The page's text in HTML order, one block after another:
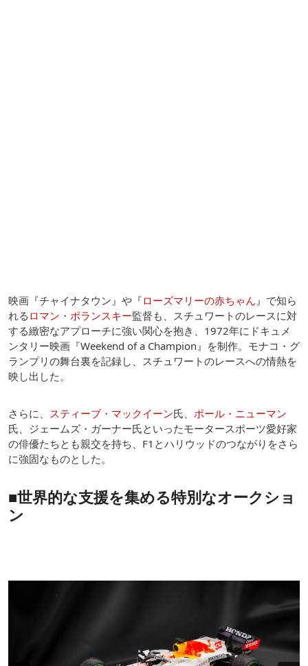
映画『チャイナタウン』や『ローズマリーの赤ちゃん 』で知ら
れる ロマン・ポランスキー監督も、スチュワートのレースに対
する緻密なアプローチに強い関心を抱き、1972年にドキュメ
ンタリー映画『Weekend of a Champion』を制作。モナコ・グ
ランプリの舞台裏を記録し、スチュワートのレースへの情熱を
映し出した。
さらに、 スティーブ・マックイーン氏、 ポール・ニューマン
氏、ジェームズ・ガーナー氏といったモータースポーツ愛好家
の俳優たちとも親交を持ち、F1とハリウッドのつながりをさら
に強固なものとした。
■世界的な支援を集める特別なオークショ
ン